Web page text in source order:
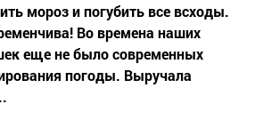
мороз и погубить все всходы.
Во времена наших
еще не было современных
погоды. Выручала